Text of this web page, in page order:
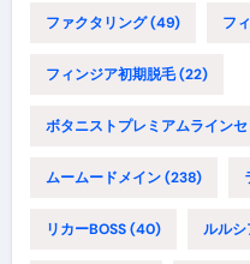
ファクタリング(49) フ
フィンジア初期脱毛(22)
ボタニストプレミアムラインセ
ムームードメイン(238)
リカーBOSS(40) ルルシ